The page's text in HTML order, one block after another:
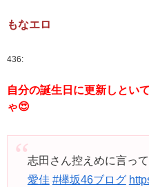
もなエロ
436:
自分の誕生日に更新しとい
ゃ😍
志田さん控えめに言っ
愛佳 #欅坂46ブログ